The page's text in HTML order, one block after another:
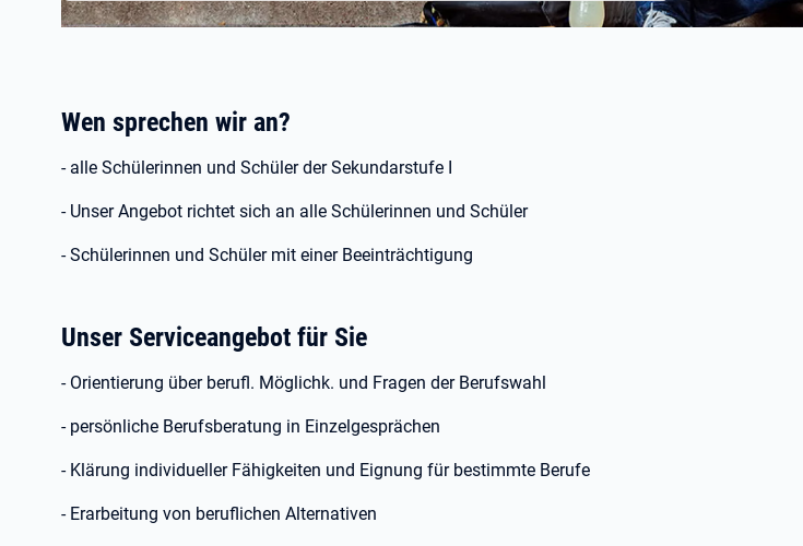
Wen sprechen wir an?
- alle Schülerinnen und Schüler der Sekundarstufe I
- Unser Angebot richtet sich an alle Schülerinnen und Schüler
- Schülerinnen und Schüler mit einer Beeinträchtigung
Unser Serviceangebot für Sie
- Orientierung über berufl. Möglichk. und Fragen der Berufswahl
- persönliche Berufsberatung in Einzelgesprächen
- Klärung individueller Fähigkeiten und Eignung für bestimmte Berufe
- Erarbeitung von beruflichen Alternativen